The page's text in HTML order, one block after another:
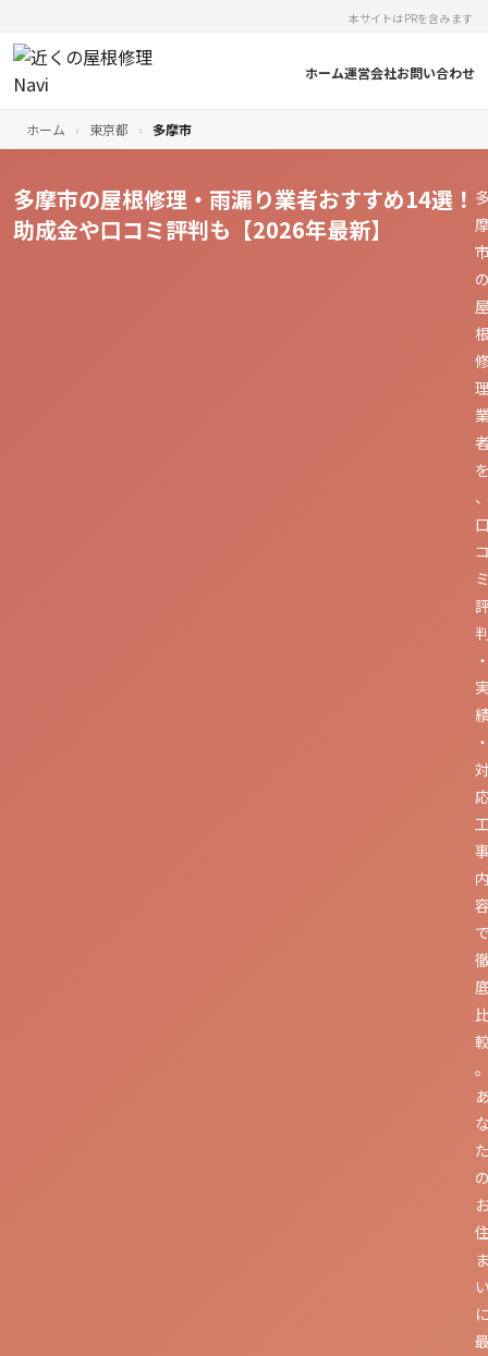
本サイトはPRを含みます
ホーム運営会社お問い合わせ
ホーム › 東京都 › 多摩市
多摩市の屋根修理・雨漏り業者おすすめ14選！
助成金や口コミ評判も【2026年最新】